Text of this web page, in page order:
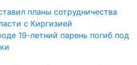
планы сотрудничества
с Киргизией